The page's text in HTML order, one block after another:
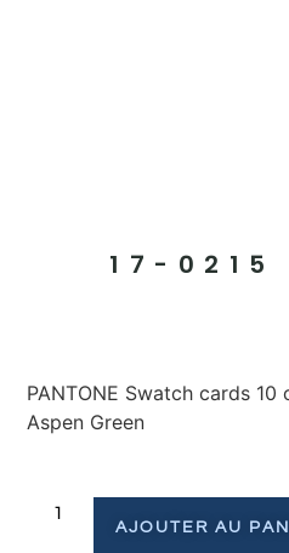
17-0215
PANTONE Swatch cards 10
Aspen Green
AJOUTER AU